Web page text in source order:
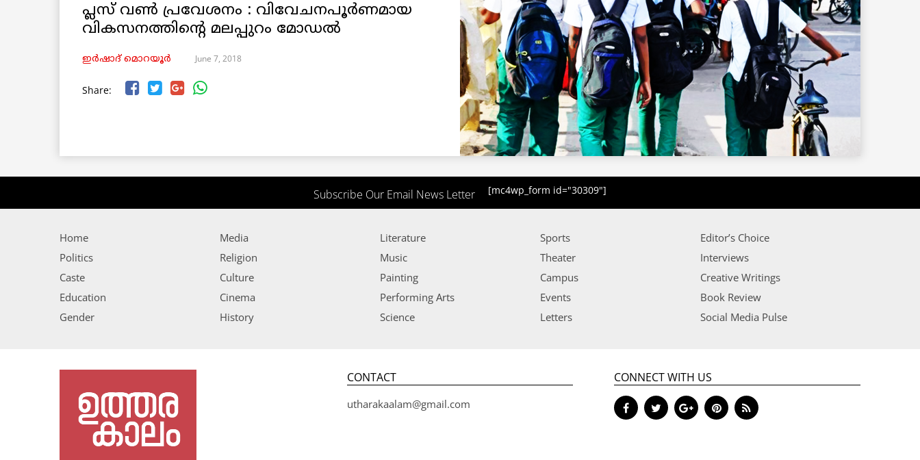
പ്ലസ് വണ്‍ പ്രവേശനം : വിവേചനപൂര്‍ണമായ
വികസനത്തിന്റെ മലപ്പുറം മോഡല്‍
ഇര്‍ഷാദ് മൊറയൂര്‍ June 7, 2018
Share:
Subscribe Our Email News Letter [mc4wp_form id="30309"]
Home
Politics
Caste
Education
Gender
Media
Religion
Culture
Cinema
History
Literature
Music
Painting
Performing Arts
Science
Sports
Theater
Campus
Events
Letters
Editor’s Choice
Interviews
Creative Writings
Book Review
Social Media Pulse
CONTACT
utharakaalam@gmail.com
CONNECT WITH US